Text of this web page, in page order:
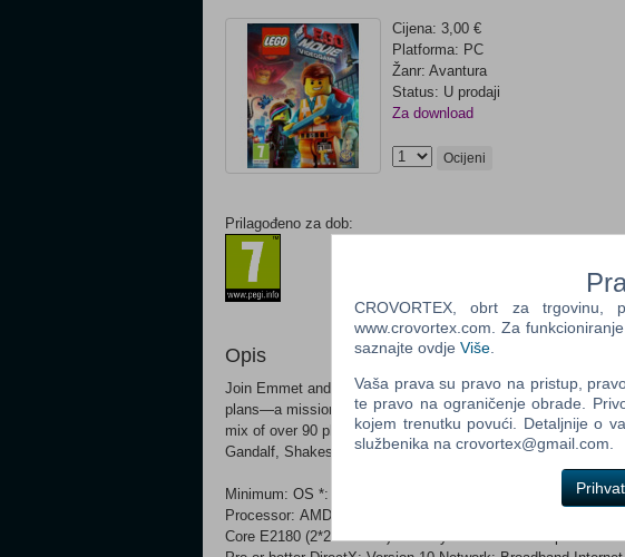
Cijena: 3,00 €
Platforma: PC
Žanr: Avantura
Status: U prodaji
Za download
Ocijeni
Prilagođeno za dob:
Opis
Join Emmet and an unlikely group of resistance fighters in
plans—a mission that Emmet is hopelessly and hilariously
mix of over 90 playable characters including Batman,
Gandalf, Shakespeare, Cleopatra and more.
Minimum: OS *: Windows®XP SP3, Windows Vista/7/8 with
Processor: AMD Athlon 64 X2 EE 3800+ (2*2000 Mhz) or
Core E2180 (2*2000 Mhz) Memory: 2 GB RAM Graphics:
CROVORTEX, obrt za trgovinu,
www.crovortex.com. Za
saznajte ovdje Više
Vaša prava su pravo na pristup,
te pravo na ograničenje obrade.
kojem trenutku povući. Detaljnije o
službenika na crovortex@gmail.com.